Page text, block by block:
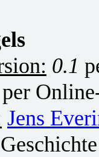
0.1
per
Jens